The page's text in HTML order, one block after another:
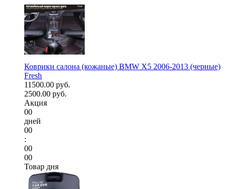
Коврики салона (кожаные) BMW X5 2006-2013 (черные)
Fresh
11500.00 руб.
2500.00 руб.
Акция
00
дней
00
:
00
00
Товар дня